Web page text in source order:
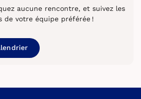
aucune rencontre, et suivez les
de votre équipe préférée !